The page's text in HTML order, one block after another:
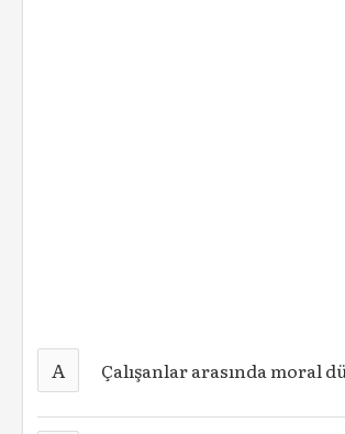
A Çalışanlar arasında moral